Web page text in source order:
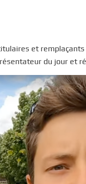
et
du jour et